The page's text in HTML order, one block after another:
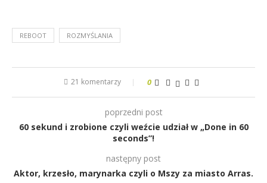
REBOOT ROZMYŚLANIA
21 komentarzy 0
poprzedni post
60 sekund i zrobione czyli weźcie udział w „Done in 60
seconds”!
następny post
Aktor, krzesło, marynarka czyli o Mszy za miasto Arras.